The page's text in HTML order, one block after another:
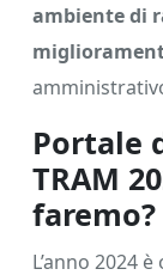
ambiente di
Portale
TRAM
faremo?
L’anno 2024